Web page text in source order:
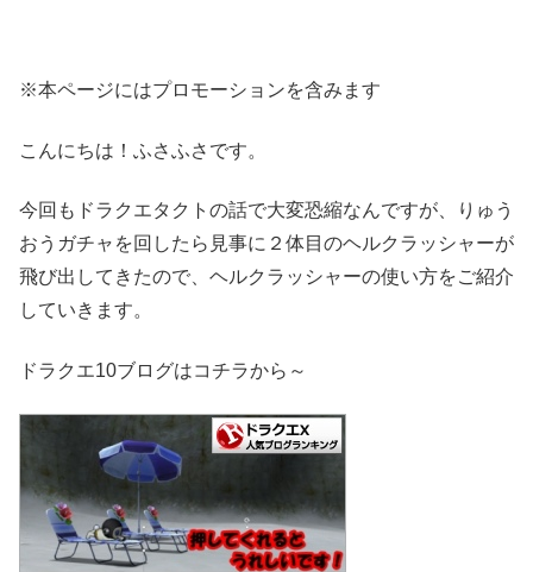
※本ページにはプロモーションを含みます
こんにちは！ふさふさです。
今回もドラクエタクトの話で大変恐縮なんですが、りゅう
おうガチャを回したら見事に２体目のヘルクラッシャーが
飛び出してきたので、ヘルクラッシャーの使い方をご紹介
していきます。
ドラクエ10ブログはコチラから～